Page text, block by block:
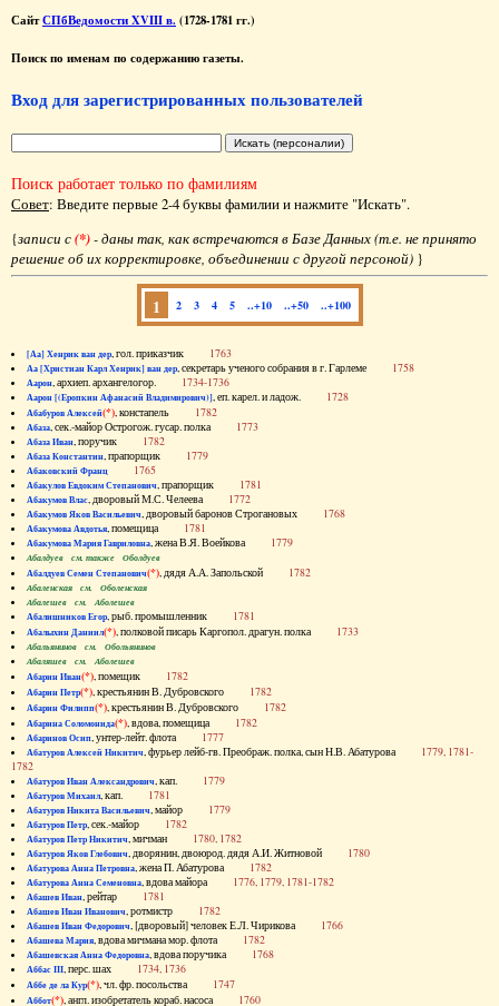
СайтСПбВедомости XVIII в. (1728-1781 гг.)
Поиск по именам по содержанию газеты.
Вход для зарегистрированных пользователей
Поиск работает только по фамилиям
Совет: Введите первые 2-4 буквы фамилии и нажмите "Искать".
{записи с(*)- даны так, как встречаются в Базе Данных (т.е. не принято
решение об их корректировке, объединении с другой персоной) }
1 2 3 4 5 ..+10 ..+50 ..+100
[Аа] Хенрик ван дер, гол. приказчик 1763
Аа [Христиан Карл Хенрик] ван дер, секретарь ученого собрания в г. Гарлеме 1758
Аарон, архиеп. архангелогор. 1734-1736
Аарон [(Еропкин Афанасий Владимирович)], еп. карел. и ладож. 1728
Абабуров Алексей(*), констапель 1782
Абаза, сек.-майор Острогож. гусар. полка 1773
Абаза Иван, поручик 1782
Абаза Константин, прапорщик 1779
Абаковский Франц 1765
Абакулов Евдоким Степанович, прапорщик 1781
Абакумов Влас, дворовый М.С. Челеева 1772
Абакумов Яков Васильевич, дворовый баронов Строгановых 1768
Абакумова Авдотья, помещица 1781
Абакумова Мария Гавриловна, жена В.Я. Воейкова 1779
Абалдуев см. также Оболдуев
Абалдуев Семен Степанович(*), дядя А.А. Запольской 1782
Абаленская см. Оболенская
Абалешев см. Аболешев
Абалишников Егор, рыб. промышленник 1781
Абалыхин Даниил(*), полковой писарь Каргопол. драгун. полка 1733
Абальянинов см. Обольянинов
Абаляшев см. Аболешев
Абарин Иван(*), помещик 1782
Абарин Петр(*), крестьянин В. Дубровского 1782
Абарин Филипп(*), крестьянин В. Дубровского 1782
Абарина Соломонида(*), вдова, помещица 1782
Абаринов Осип, унтер-лейт. флота 1777
Абатуров Алексей Никитич, фурьер лейб-гв. Преображ. полка, сын Н.В. Абатурова 1779, 1781-
1782
Абатуров Иван Александрович, кап. 1779
Абатуров Михаил, кап. 1781
Абатуров Никита Васильевич, майор 1779
Абатуров Петр, сек.-майор 1782
Абатуров Петр Никитич, мичман 1780, 1782
Абатуров Яков Глебович, дворянин, двоюрод. дядя А.И. Житновой 1780
Абатурова Анна Петровна, жена П. Абатурова 1782
Абатурова Анна Семеновна, вдова майора 1776, 1779, 1781-1782
Абашев Иван, рейтар 1781
Абашев Иван Иванович, ротмистр 1782
Абашев Иван Федорович, [дворовый] человек Е.Л. Чирикова 1766
Абашева Мария, вдова мичмана мор. флота 1782
Абашевская Анна Федоровна, вдова поручика 1768
Аббас III, перс. шах 1734, 1736
Аббе де ла Кур(*), чл. фр. посольства 1747
Аббот(*), англ. изобретатель кораб. насоса 1760